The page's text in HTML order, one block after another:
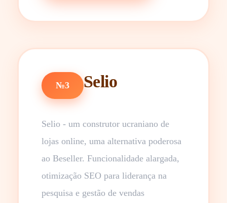
№3 Selio
Selio - um construtor ucraniano de
lojas online, uma alternativa poderosa
ao Beseller. Funcionalidade alargada,
otimização SEO para liderança na
pesquisa e gestão de vendas